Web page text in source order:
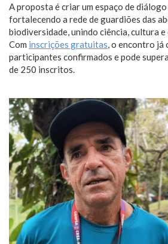
A proposta é criar um espaço de
fortalecendo a rede de guardiões das
biodiversidade, unindo ciência, cultura
Com inscrições gratuitas, o encontro já
participantes confirmados e pode
de 250 inscritos.